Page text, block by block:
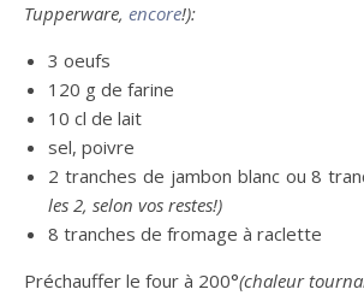
Tupperware, encore!):
3 oeufs
120 g de farine
10 cl de lait
sel, poivre
2 tranches de jambon blanc ou 8
les 2, selon vos restes!)
8 tranches de fromage à raclette
Préchauffer le four à 200°(chaleur